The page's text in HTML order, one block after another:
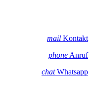
mail Kontakt
phone Anruf
chatWhatsapp